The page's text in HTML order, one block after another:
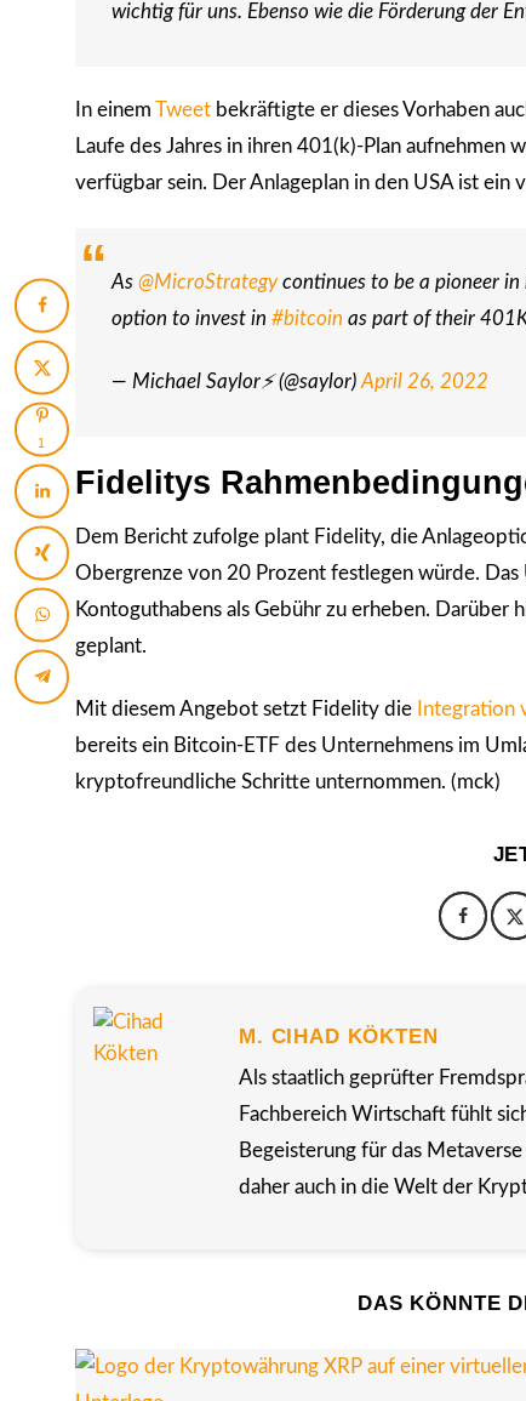
wichtig für uns. Ebenso wie die Förderung der
In einem Tweet bekräftigte er dieses Vorhaben
Laufe des Jahres in ihren 401(k)-Plan aufnehmen
verfügbar sein. Der Anlageplan in den USA ist
As @MicroStrategycontinues to be a pioneer
option to invest in #bitcoin as part of their
— Michael Saylor⚡️ (@saylor) April 26, 2022
Fidelitys
Dem Bericht zufolge plant Fidelity, die
Obergrenze von 20 Prozent festlegen würde.
Kontoguthabens als Gebühr zu erheben. Darüber
geplant.
Mit diesem Angebot setzt Fidelity die Integration
bereits ein Bitcoin-ETF des Unternehmens im
kryptofreundliche Schritte unternommen. (mck)
M. CIHAD KÖKTEN
Als staatlich geprüfter
Fachbereich Wirtschaft fühlt
Begeisterung für das
daher auch in die Welt der
DAS KÖNNTE
1